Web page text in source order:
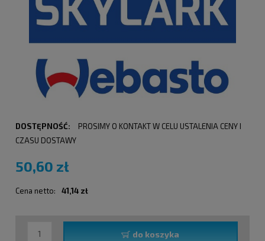
DOSTĘPNOŚĆ:
PROSIMY O KONTAKT W CELU USTALENIA CENY I
CZASU DOSTAWY
50,60 zł
Cena netto: 41,14 zł
do koszyka